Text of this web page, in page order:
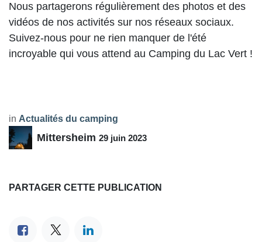
Nous partagerons régulièrement des photos et des
vidéos de nos activités sur nos réseaux sociaux.
Suivez-nous pour ne rien manquer de l'été
incroyable qui vous attend au Camping du Lac Vert !
in Actualités du camping
Mittersheim 29 juin 2023
PARTAGER CETTE PUBLICATION